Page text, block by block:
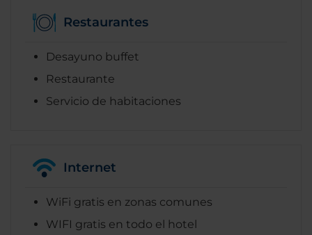
Restaurantes
Desayuno buffet
Restaurante
Servicio de habitaciones
Internet
WiFi gratis en zonas comunes
WIFI gratis en todo el hotel